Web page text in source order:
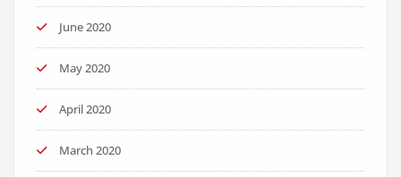
June 2020
May 2020
April 2020
March 2020